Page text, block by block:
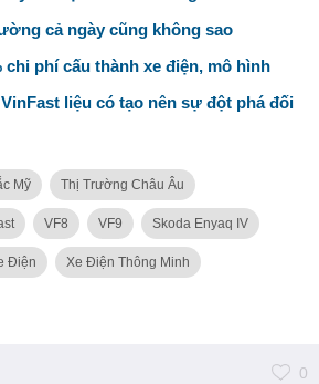
cả ngày cũng không sao
chi phí cấu thành xe điện, mô hình
liệu có tạo nên sự đột phá đối
Mỹ Thị Trường Châu Âu
VF8 VF9 Skoda Enyaq IV
Điện Xe Điện Thông Minh
0